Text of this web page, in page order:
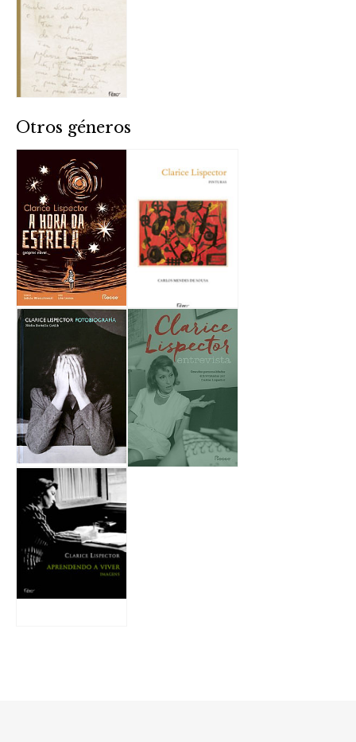
Otros géneros